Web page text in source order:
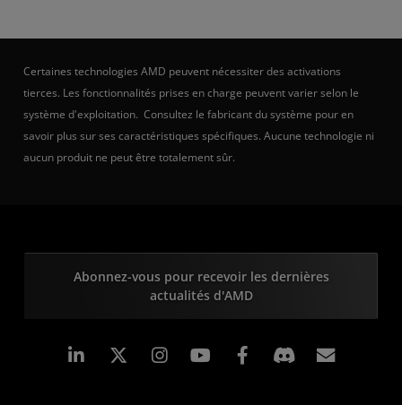
Certaines technologies AMD peuvent nécessiter des activations
tierces. Les fonctionnalités prises en charge peuvent varier selon le
système d'exploitation. Consultez le fabricant du système pour en
savoir plus sur ses caractéristiques spécifiques. Aucune technologie ni
aucun produit ne peut être totalement sûr.
Abonnez-vous pour recevoir les dernières
actualités d'AMD
LinkedIn Instagram Facebook